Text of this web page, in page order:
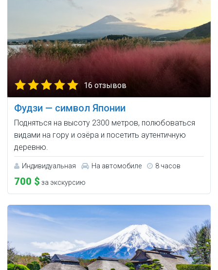
16 отзывов
Фудзи — символ Японии
Подняться на высоту 2300 метров, полюбоваться
видами на гору и озёра и посетить аутентичную
деревню.
Индивидуальная На автомобиле 8 часов
700 $ за экскурсию